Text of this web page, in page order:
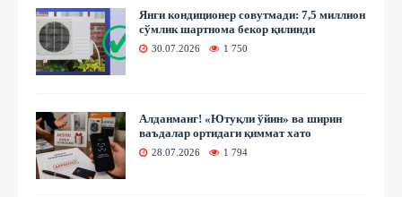
Янги кондиционер совутмади: 7,5 миллион
сўмлик шартнома бекор қилинди
30.07.2026 1 750
Алданманг! «Ютуқли ўйин» ва ширин
ваъдалар ортидаги қиммат хато
28.07.2026 1 794